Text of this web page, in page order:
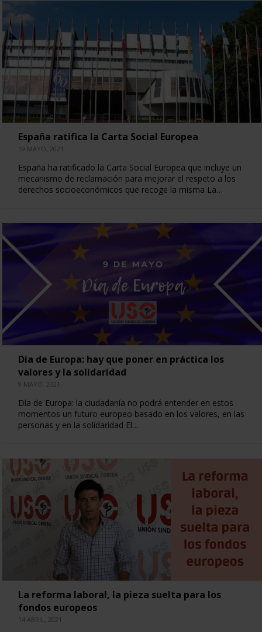
España ratifica la Carta Social Europea
19 MAYO, 2021
España ha ratificado la Carta Social Europea que incluye un
mecanismo de reclamación para mejorar el respeto a los
derechos socioeconómicos que recoge la misma La…
Día de Europa: hay que poner en práctica los
valores y la solidaridad
9 MAYO, 2021
Día de Europa: la ciudadanía no podrá entender en estos
momentos un futuro europeo basado en los valores, en las
personas y en la solidaridad El…
La reforma laboral, la pieza suelta para los
fondos europeos
14 ABRIL, 2021